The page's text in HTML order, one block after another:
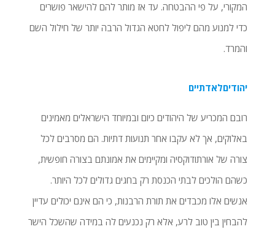
המקורי, על פי ההבטחה. עד אז מותר להם להישאר פושרים
כדי למנוע מהם ליפול לחטא הגדול הרבה יותר של חילול השם
והמרד.
יהודיםלאדתיים
רובם המכריע של היהודים כיום ובמיוחד הישראלים מאמינים
באלוקים, אך לא עקבו אחר תנועות דתיות. הם מסרבים לכל
צורה של אורתודוקסיה ומקיימים את אמונתם בצורה חופשית,
כשהם הולכים לבתי הכנסת רק בחגים גדולים לכל היותר.
אנשים אלו מכבדים את תורת הרבנות, כי הם אינם יכולים עדיין
להבחין בין טוב לרע, אלא רק נכנעים לה במידה שהשכל הישר